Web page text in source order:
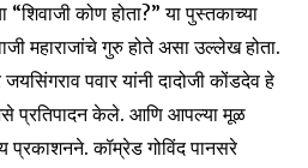
“शिवाजी कोण होता?” या पुस्तकाच्या
महाराजांचे गुरु होते असा उल्लेख होता.
पवार यांनी दादोजी कोंडदेव हे
प्रतिपादन केले. आणि आपल्या मूळ
कॉम्रेड गोविंद पानसरे